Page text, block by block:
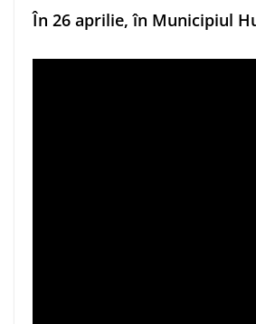
În 26 aprilie, în Municipiul